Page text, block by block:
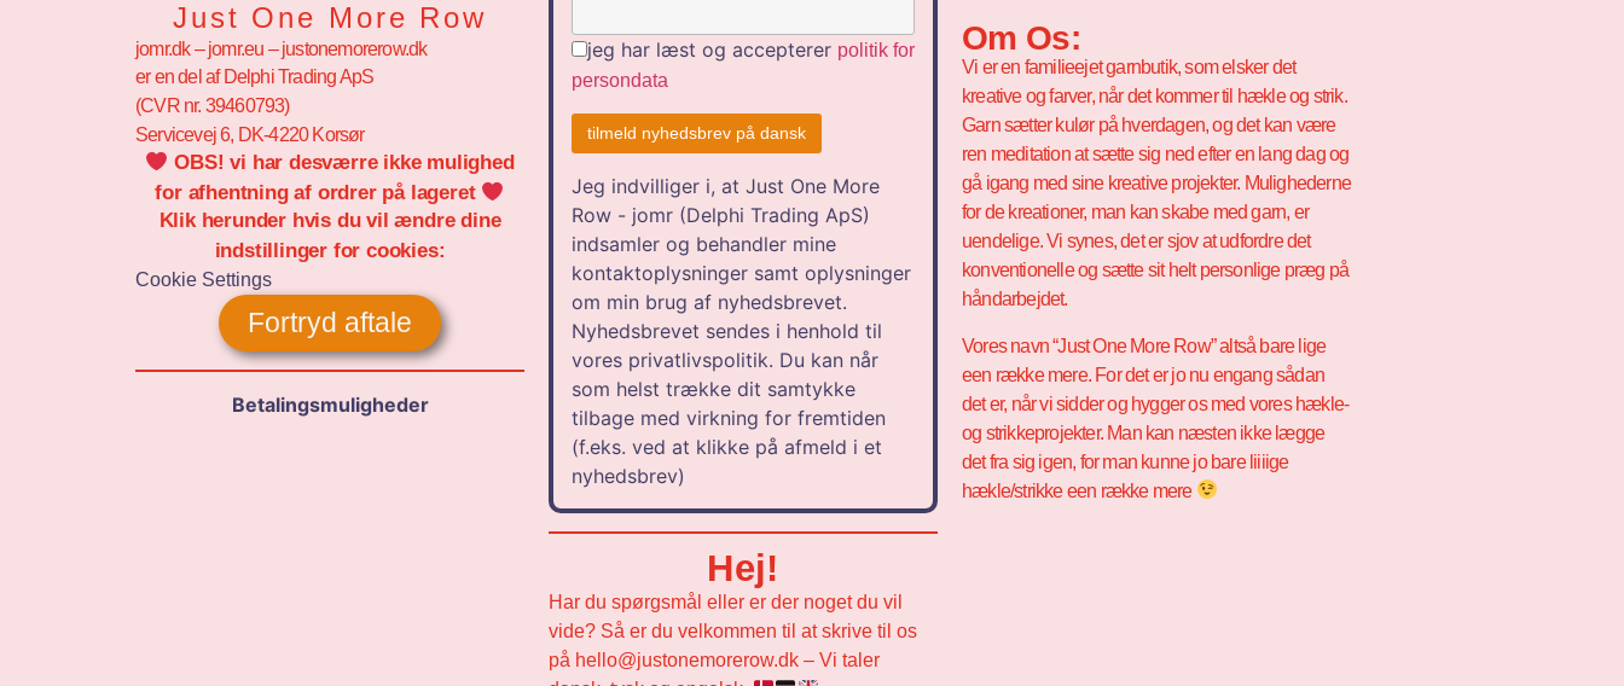
Just One More Row
jomr.dk – jomr.eu – justonemorerow.dk
er en del af Delphi Trading ApS
(CVR nr. 39460793)
Servicevej 6, DK-4220 Korsør
OBS! vi har desværre ikke mulighed
for afhentning af ordrer på lageret
Klik herunder hvis du vil ændre dine
indstillinger for cookies:
Cookie Settings
Fortryd aftale
Betalingsmuligheder
jeg har læst og accepterer politik for
persondata
Jeg indvilliger i, at Just One More
Row - jomr (Delphi Trading ApS)
indsamler og behandler mine
kontaktoplysninger samt oplysninger
om min brug af nyhedsbrevet.
Nyhedsbrevet sendes i henhold til
vores privatlivspolitik. Du kan når
som helst trække dit samtykke
tilbage med virkning for fremtiden
(f.eks. ved at klikke på afmeld i et
nyhedsbrev)
Hej!
Har du spørgsmål eller er der noget du vil
vide? Så er du velkommen til at skrive til os
på hello@justonemorerow.dk – Vi taler
Om Os:
Vi er en familieejet garnbutik, som elsker det
kreative og farver, når det kommer til hækle og strik.
Garn sætter kulør på hverdagen, og det kan være
ren meditation at sætte sig ned efter en lang dag og
gå igang med sine kreative projekter. Mulighederne
for de kreationer, man kan skabe med garn, er
uendelige. Vi synes, det er sjov at udfordre det
konventionelle og sætte sit helt personlige præg på
håndarbejdet.
Vores navn “Just One More Row” altså bare lige
een række mere. For det er jo nu engang sådan
det er, når vi sidder og hygger os med vores hækle-
og strikkeprojekter. Man kan næsten ikke lægge
det fra sig igen, for man kunne jo bare liiiige
hækle/strikke een række mere